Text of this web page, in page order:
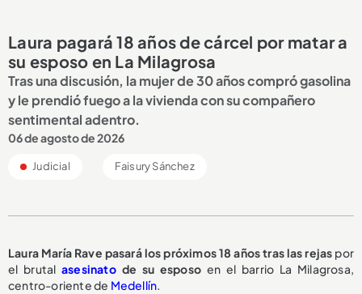
Laura pagará 18 años de cárcel por matar a
su esposo en La Milagrosa
Tras una discusión, la mujer de 30 años compró gasolina
y le prendió fuego a la vivienda con su compañero
sentimental adentro.
06 de agosto de 2026
Judicial Faisury Sánchez
Laura María Rave pasará lospróximos 18 añostras las rejas por
el brutalasesinatode su esposo en el barrio La Milagrosa,
centro-oriente de Medellín.